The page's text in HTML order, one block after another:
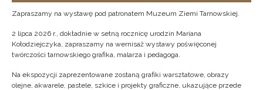
Zapraszamy na wystawę pod patronatem Muzeum Ziemi Tarnowskiej.
2 lipca 2026 r., dokładnie w setną rocznicę urodzin Mariana
Kołodziejczyka, zapraszamy na wernisaż wystawy poświęconej
twórczości tarnowskiego grafika, malarza i pedagoga.
Na ekspozycji zaprezentowane zostaną grafiki warsztatowe, obrazy
olejne, akwarele, pastele, szkice i projekty graficzne, ukazujące przede